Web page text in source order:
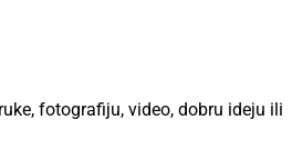
fotografiju, video, dobru ideju ili